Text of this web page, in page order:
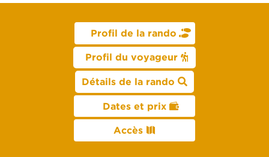
Profil de la rando
Profil du voyageur
Détails de la rando
Dates et prix
Accès